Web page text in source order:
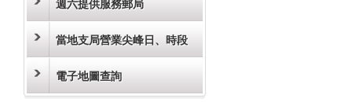
週六提供服務郵局
當地支局營業尖峰日、時段
電子地圖查詢